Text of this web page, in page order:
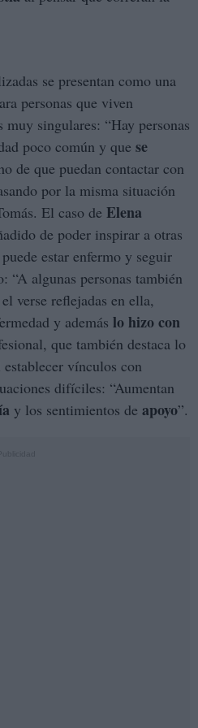
se presentan como una
personas que viven
muy singulares: “Hay personas
poco común y que se
de que puedan contactar con
por la misma situación
El caso de Elena
de poder inspirar a otras
estar enfermo y seguir
algunas personas también
verse reflejadas en ella,
y además lo hizo con
que también destaca lo
vínculos con
difíciles: “Aumentan
y los sentimientos de apoyo”.